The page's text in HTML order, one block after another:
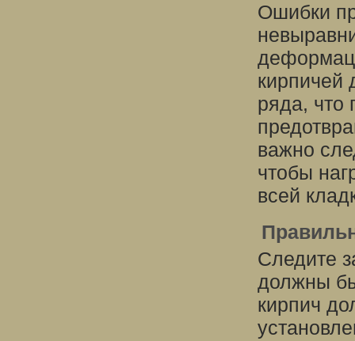
Ошибки
кирпичей
ряда, что
важно
чтобы
всей
Следите
должны
кирпич